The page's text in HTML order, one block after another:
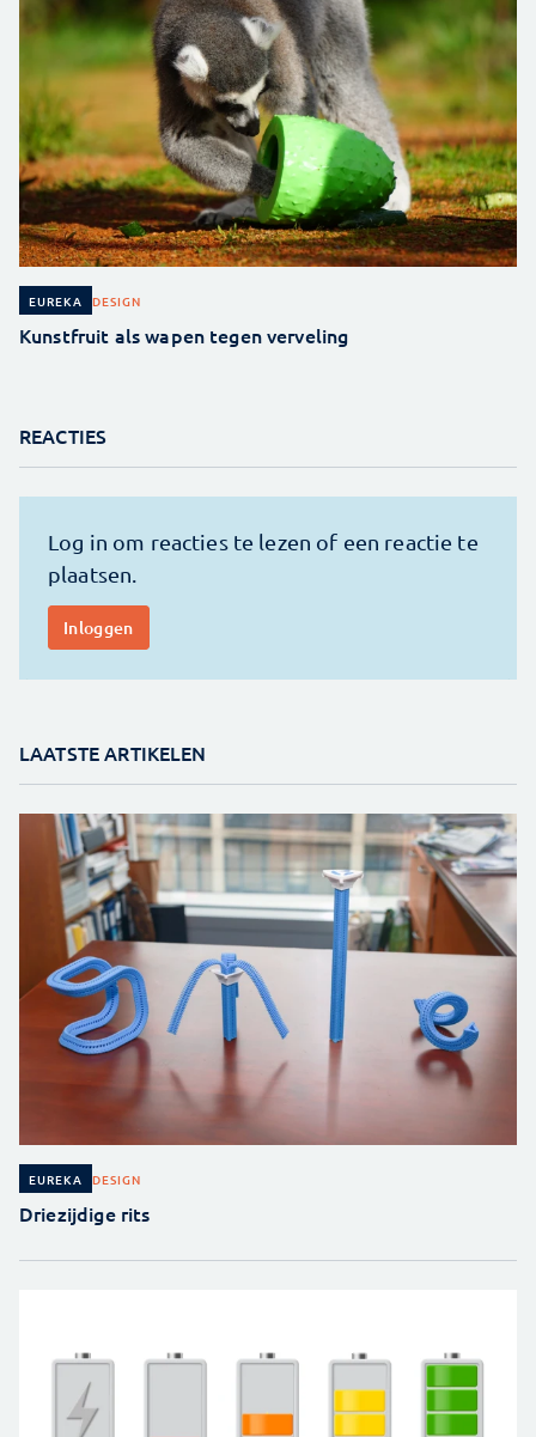
EUREKA DESIGN
Kunstfruit als wapen tegen verveling
REACTIES
LAATSTE ARTIKELEN
EUREKA DESIGN
Driezijdige rits